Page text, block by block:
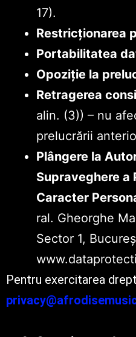
17).
Restricționarea
Portabilitatea
Opoziție la
Retragerea
alin. (3)) – nu
prelucrării
Plângere la
Supraveghere a
Caracter
ral. Gheorghe
Sector 1,
Pentru exercitarea